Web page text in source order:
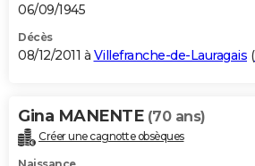
06/09/1945
Décès
08/12/2011 à Villefranche-de-Lauragais (
Gina MANENTE (70 ans)
Créer une cagnotte obsèques